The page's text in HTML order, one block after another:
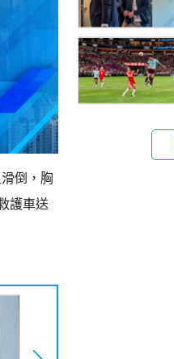
倒，胸
護車送